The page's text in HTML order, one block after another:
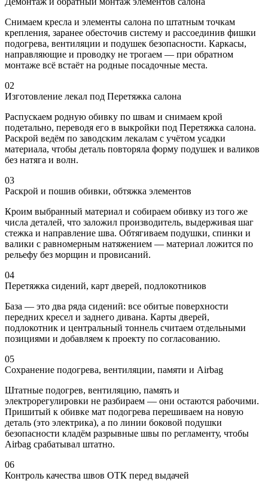
Снимаем кресла и элементы салона по штатным точкам
крепления, заранее обесточив систему и рассоединив фишки
подогрева, вентиляции и подушек безопасности. Каркасы,
направляющие и проводку не трогаем — при обратном
монтаже всё встаёт на родные посадочные места.
02
Изготовление лекал под Перетяжка салона
Распускаем родную обивку по швам и снимаем крой
подетально, переводя его в выкройки под Перетяжка салона.
Раскрой ведём по заводским лекалам с учётом усадки
материала, чтобы деталь повторяла форму подушек и валиков
без натяга и волн.
03
Раскрой и пошив обивки, обтяжка элементов
Кроим выбранный материал и собираем обивку из того же
числа деталей, что заложил производитель, выдерживая шаг
стежка и направление шва. Обтягиваем подушки, спинки и
валики с равномерным натяжением — материал ложится по
рельефу без морщин и провисаний.
04
Перетяжка сидений, карт дверей, подлокотников
База — это два ряда сидений: все обитые поверхности
передних кресел и заднего дивана. Карты дверей,
подлокотник и центральный тоннель считаем отдельными
позициями и добавляем к проекту по согласованию.
05
Сохранение подогрева, вентиляции, памяти и Airbag
Штатные подогрев, вентиляцию, память и
электрорегулировки не разбираем — они остаются рабочими.
Пришитый к обивке мат подогрева перешиваем на новую
деталь (это электрика), а по линии боковой подушки
безопасности кладём разрывные швы по регламенту, чтобы
Airbag срабатывал штатно.
06
Контроль качества швов ОТК перед выдачей